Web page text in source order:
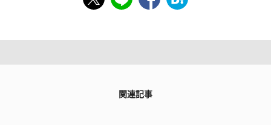
関連記事